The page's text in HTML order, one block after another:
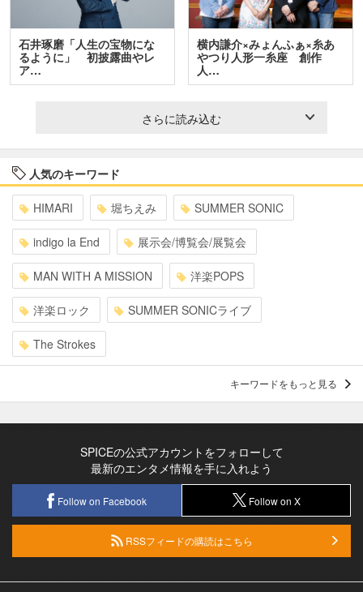
石井琢磨「人生の宝物にな
るように」 初披露曲やレ
ア…
横内謙介×みょんふぁ×糸あ
やつり人形一糸座 創作
人…
さらに読み込む
人気のキーワード
HIMARI 堀ちえみ SUMMER SONIC
indigo la End 展示会/博覧会/展覧会
MAN WITH A MISSION 洋楽POPS
洋楽ロック SUMMER SONICライブ
The Strokes
キーワードをもっと見る
SPICEの公式アカウントをフォローして
最新のエンタメ情報を手に入れよう
Follow on Facebook Follow on X
RSSフィードの購読はこちら